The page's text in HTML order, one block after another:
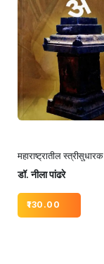
महाराष्ट्रातील स्त्रीसुधारक
डॉ. नीला पांढरे
130.00